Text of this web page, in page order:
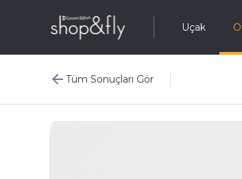
Uçak
Tüm Sonuçları Gör